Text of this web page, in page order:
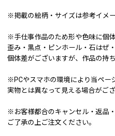
※掲載の絵柄・サイズは参考イメー
※手仕事作品のため形や色味に個体
歪み・黒点・ピンホール・石はぜ
個体差がございますが、作品の持
※PCやスマホの環境により当ペー
実物とは異なって見える場合がござ
※お客様都合のキャンセル・返品
ご了承の上ご注文ください。